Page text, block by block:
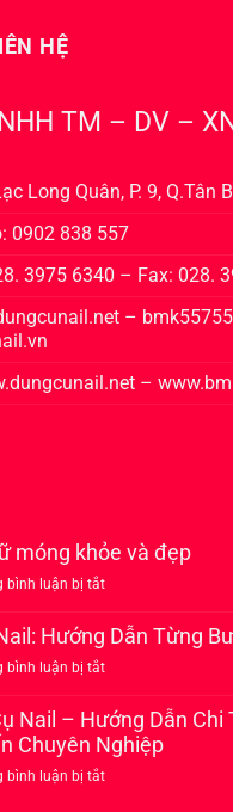
HỆ
TM – DV –
Long Quân, P. 9, Q.Tân
0902 838 557
3975 6340 – Fax: 028.
–
–
móng khỏe và đẹp
bình luận bị tắtở
giữ
khỏe
đẹp
Hướng Dẫn Từng
bình luận bị tắtở
Vẽ
Nail:
Hướng
Dẫn
Nail – Hướng Dẫn Chi
Chuyên Nghiệp
bình luận bị tắtở